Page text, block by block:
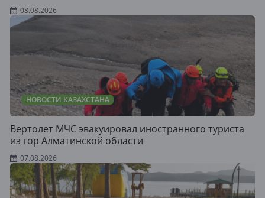
08.08.2026
НОВОСТИ КАЗАХСТАНА
Вертолет МЧС эвакуировал иностранного туриста
из гор Алматинской области
07.08.2026